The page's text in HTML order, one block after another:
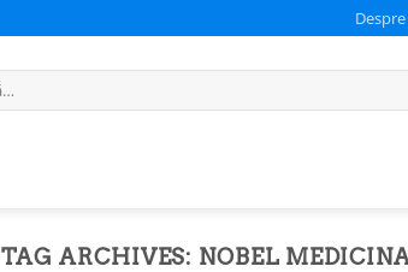
Despre
TAG ARCHIVES: NOBEL